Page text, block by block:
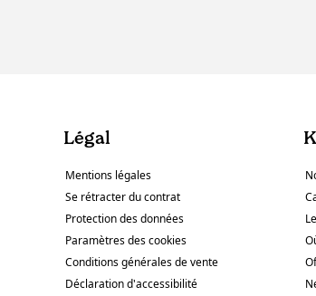
Légal
Mentions légales
Se rétracter du contrat
Protection des données
Paramètres des cookies
Conditions générales de vente
Déclaration d'accessibilité